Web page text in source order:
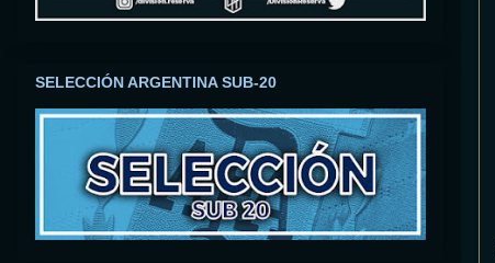
SELECCIÓN ARGENTINA SUB-20